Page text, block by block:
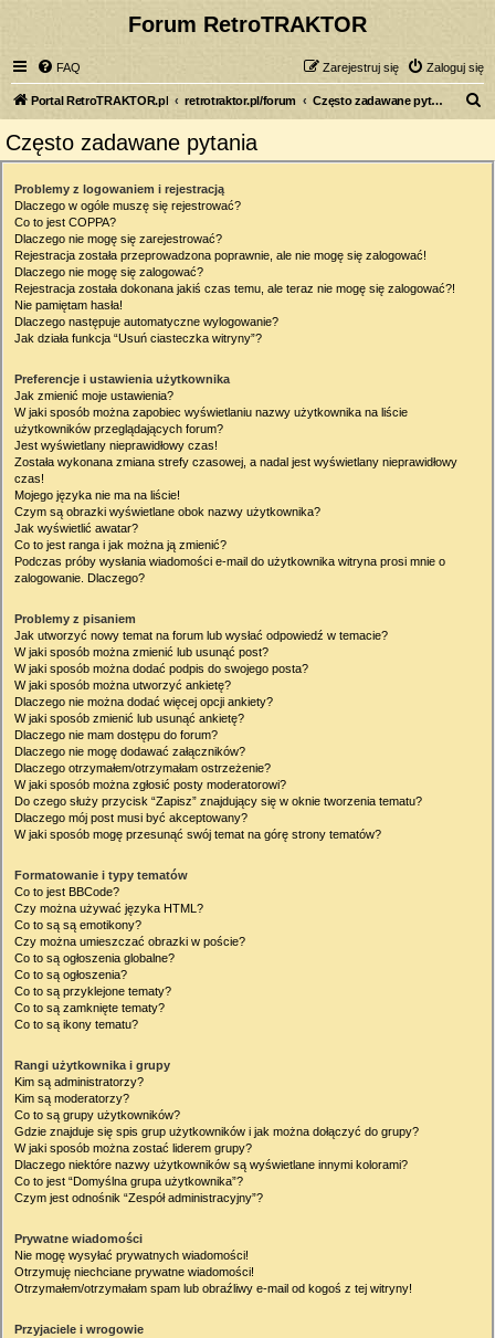
Forum RetroTRAKTOR
FAQ Zaloguj się
Zarejestruj się
Portal RetroTRAKTOR.pl retrotraktor.pl/forum Często zadawane pytania
Często zadawane pytania
Problemy z logowaniem i rejestracją
Dlaczego w ogóle muszę się rejestrować?
Co to jest COPPA?
Dlaczego nie mogę się zarejestrować?
Rejestracja została przeprowadzona poprawnie, ale nie mogę się zalogować!
Dlaczego nie mogę się zalogować?
Rejestracja została dokonana jakiś czas temu, ale teraz nie mogę się zalogować?!
Nie pamiętam hasła!
Dlaczego następuje automatyczne wylogowanie?
Jak działa funkcja “Usuń ciasteczka witryny”?
Preferencje i ustawienia użytkownika
Jak zmienić moje ustawienia?
W jaki sposób można zapobiec wyświetlaniu nazwy użytkownika na liście
użytkowników przeglądających forum?
Jest wyświetlany nieprawidłowy czas!
Została wykonana zmiana strefy czasowej, a nadal jest wyświetlany nieprawidłowy
czas!
Mojego języka nie ma na liście!
Czym są obrazki wyświetlane obok nazwy użytkownika?
Jak wyświetlić awatar?
Co to jest ranga i jak można ją zmienić?
Podczas próby wysłania wiadomości e-mail do użytkownika witryna prosi mnie o
zalogowanie. Dlaczego?
Problemy z pisaniem
Jak utworzyć nowy temat na forum lub wysłać odpowiedź w temacie?
W jaki sposób można zmienić lub usunąć post?
W jaki sposób można dodać podpis do swojego posta?
W jaki sposób można utworzyć ankietę?
Dlaczego nie można dodać więcej opcji ankiety?
W jaki sposób zmienić lub usunąć ankietę?
Dlaczego nie mam dostępu do forum?
Dlaczego nie mogę dodawać załączników?
Dlaczego otrzymałem/otrzymałam ostrzeżenie?
W jaki sposób można zgłosić posty moderatorowi?
Do czego służy przycisk “Zapisz” znajdujący się w oknie tworzenia tematu?
Dlaczego mój post musi być akceptowany?
W jaki sposób mogę przesunąć swój temat na górę strony tematów?
Formatowanie i typy tematów
Co to jest BBCode?
Czy można używać języka HTML?
Co to są są emotikony?
Czy można umieszczać obrazki w poście?
Co to są ogłoszenia globalne?
Co to są ogłoszenia?
Co to są przyklejone tematy?
Co to są zamknięte tematy?
Co to są ikony tematu?
Rangi użytkownika i grupy
Kim są administratorzy?
Kim są moderatorzy?
Co to są grupy użytkowników?
Gdzie znajduje się spis grup użytkowników i jak można dołączyć do grupy?
W jaki sposób można zostać liderem grupy?
Dlaczego niektóre nazwy użytkowników są wyświetlane innymi kolorami?
Co to jest “Domyślna grupa użytkownika”?
Czym jest odnośnik “Zespół administracyjny”?
Prywatne wiadomości
Nie mogę wysyłać prywatnych wiadomości!
Otrzymuję niechciane prywatne wiadomości!
Otrzymałem/otrzymałam spam lub obraźliwy e-mail od kogoś z tej witryny!
Przyjaciele i wrogowie